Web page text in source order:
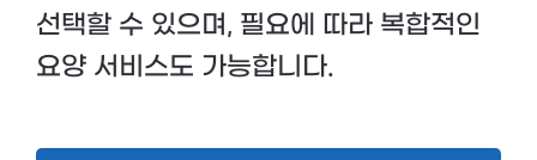
선택할 수 있으며, 필요에 따라 복합적인
요양 서비스도 가능합니다.